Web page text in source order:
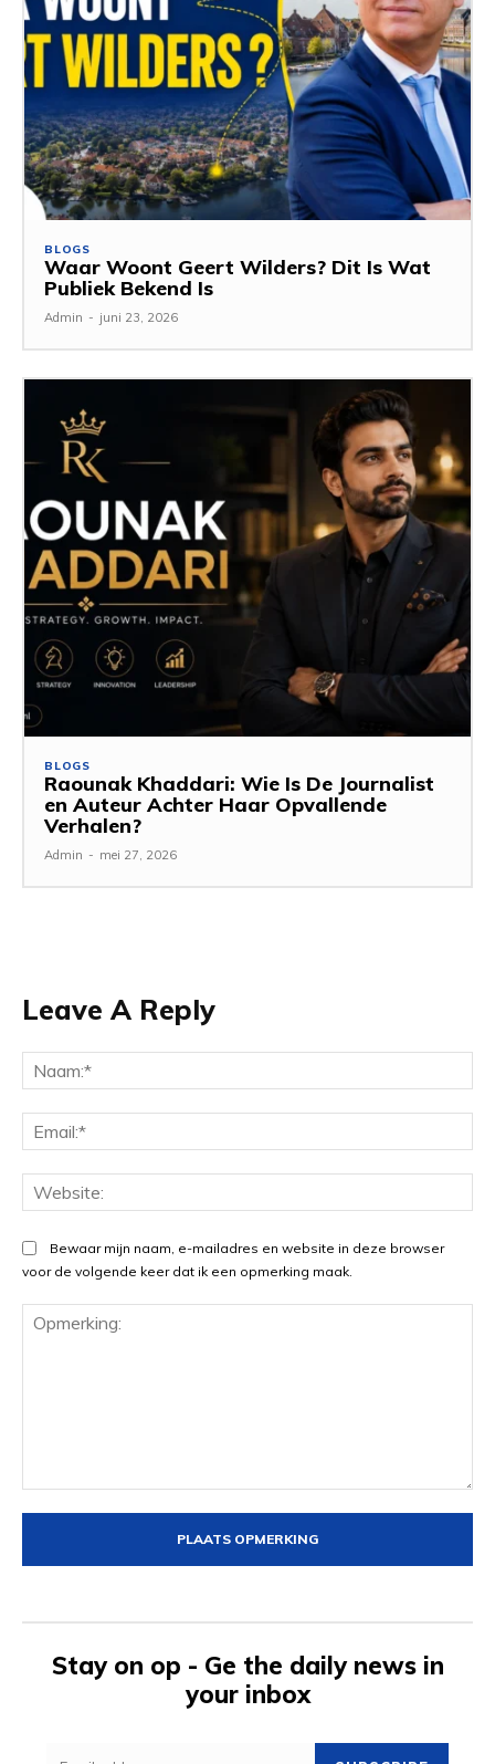
BLOGS
Waar Woont Geert Wilders? Dit Is Wat
Publiek Bekend Is
Admin - juni 23, 2026
BLOGS
Raounak Khaddari: Wie Is De Journalist
en Auteur Achter Haar Opvallende
Verhalen?
Admin - mei 27, 2026
Leave A Reply
Bewaar mijn naam, e-mailadres en website in deze browser
voor de volgende keer dat ik een opmerking maak.
Stay on op - Ge the daily news in
your inbox